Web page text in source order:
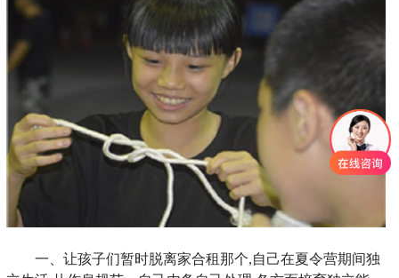
一、让孩子们暂时脱离家合租那个,自己在夏令营期间独